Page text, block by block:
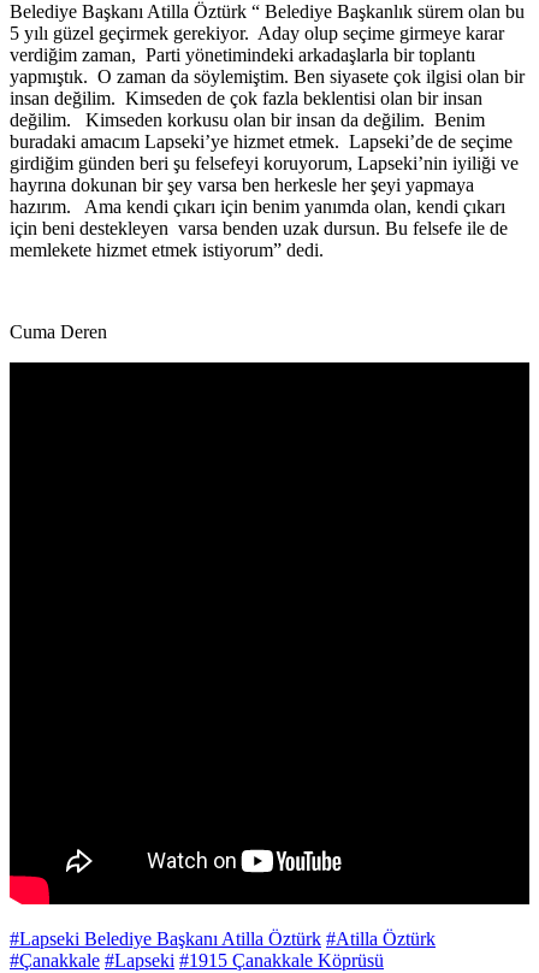
Belediye Başkanı Atilla Öztürk “ Belediye Başkanlık sürem olan bu
5 yılı güzel geçirmek gerekiyor. Aday olup seçime girmeye karar
verdiğim zaman, Parti yönetimindeki arkadaşlarla bir toplantı
yapmıştık. O zaman da söylemiştim. Ben siyasete çok ilgisi olan bir
insan değilim. Kimseden de çok fazla beklentisi olan bir insan
değilim. Kimseden korkusu olan bir insan da değilim. Benim
buradaki amacım Lapseki’ye hizmet etmek. Lapseki’de de seçime
girdiğim günden beri şu felsefeyi koruyorum, Lapseki’nin iyiliği ve
hayrına dokunan bir şey varsa ben herkesle her şeyi yapmaya
hazırım. Ama kendi çıkarı için benim yanımda olan, kendi çıkarı
için beni destekleyen varsa benden uzak dursun. Bu felsefe ile de
memlekete hizmet etmek istiyorum” dedi.
Cuma Deren
#Lapseki Belediye Başkanı Atilla Öztürk #Atilla Öztürk
#Çanakkale #Lapseki #1915 Çanakkale Köprüsü